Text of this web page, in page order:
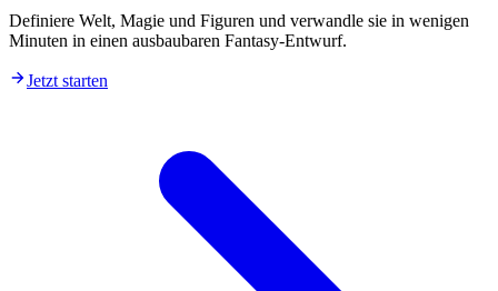
Definiere Welt, Magie und Figuren und verwandle sie in wenigen
Minuten in einen ausbaubaren Fantasy-Entwurf.
Jetzt starten